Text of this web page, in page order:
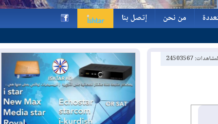
من نحن
إتصل بنا
h